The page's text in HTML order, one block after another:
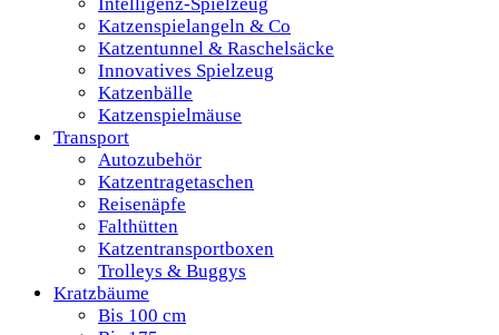
Katzenspielangeln & Co
Katzentunnel & Raschelsäcke
Innovatives Spielzeug
Katzenbälle
Katzenspielmäuse
Transport
Autozubehör
Katzentragetaschen
Reisenäpfe
Falthütten
Katzentransportboxen
Trolleys & Buggys
Kratzbäume
Bis 100 cm